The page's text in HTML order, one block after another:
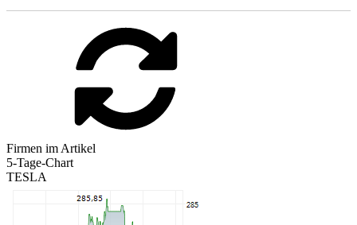
Firmen im Artikel
5-Tage-Chart
TESLA